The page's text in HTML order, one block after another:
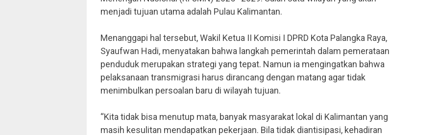
menjadi tujuan utama adalah Pulau Kalimantan.
Menanggapi hal tersebut, Wakil Ketua II Komisi I DPRD Kota Palangka Raya,
Syaufwan Hadi, menyatakan bahwa langkah pemerintah dalam pemerataan
penduduk merupakan strategi yang tepat. Namun ia mengingatkan bahwa
pelaksanaan transmigrasi harus dirancang dengan matang agar tidak
menimbulkan persoalan baru di wilayah tujuan.
“Kita tidak bisa menutup mata, banyak masyarakat lokal di Kalimantan yang
masih kesulitan mendapatkan pekerjaan. Bila tidak diantisipasi, kehadiran